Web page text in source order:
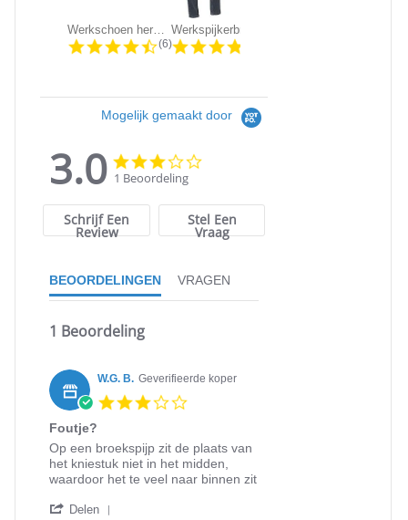
Werkschoen heren Grisport 803/703 |...
4.5 star rating
(6)
Mogelijk gemaakt door
3.0
3.0
star
1 Beoordeling
Schrijf Een
Review
Stel Een
Vraag
BEOORDELINGEN VRAGEN
1 Beoordeling
W.G. B. Geverifieerde koper
Foutje?
Review
by
W.G.
on
review
stating
Foutje?
Op een broekspijp zit de plaats van
het kniestuk niet in het midden,
waardoor het te veel naar binnen zit
Delen